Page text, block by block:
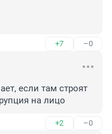
+7 –0
если там строят
на лицо
+2 –0